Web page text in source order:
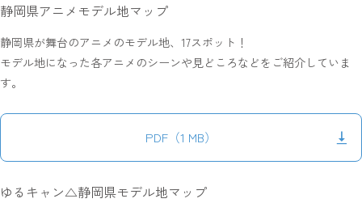
静岡県アニメモデル地マップ
静岡県が舞台のアニメのモデル地、17スポット！
モデル地になった各アニメのシーンや見どころなどをご紹介していま
す。
PDF（1 MB）
ゆるキャン△静岡県モデル地マップ